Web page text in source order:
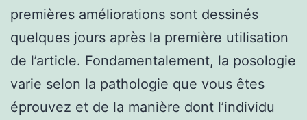
premières améliorations sont dessinés
quelques jours après la première utilisation
de l’article. Fondamentalement, la posologie
varie selon la pathologie que vous êtes
éprouvez et de la manière dont l’individu